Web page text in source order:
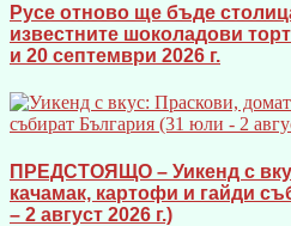
Русе отново ще бъде
известните шоколадови
и 20 септември 2026 г.
ПРЕДСТОЯЩО – Уикенд с
качамак, картофи и гайди
– 2 август 2026 г.)